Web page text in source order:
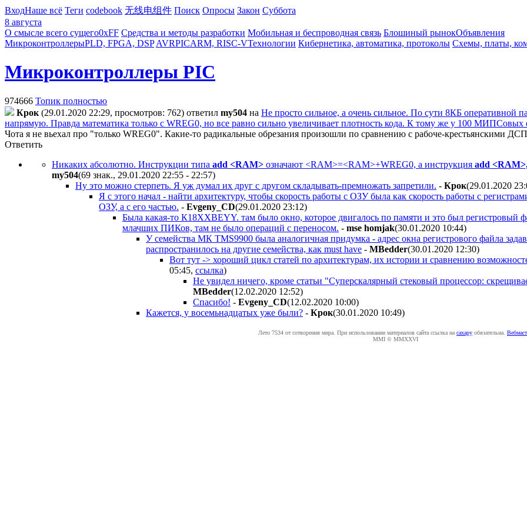
ВходНаше всё Теги codebook 无线电组件 Поиск Опросы Закон Суббота
8 августа
О смысле всего сущего0xFF Средства и методы разработки Мобильная и беспроводная связь Блошиный рынокОбъявления
МикроконтроллерыPLD, FPGA, DSP AVRPICARM, RISC-VТехнологии Кибернетика, автоматика, протоколы Схемы, платы,
Микроконтроллеры PIC
974666 Топик полностью
Крок (29.01.2020 22:29, просмотров: 762) ответил my504 на Не просто сильное, а очень сильное. По сути 8КБ
напрямую. Правда математика только с WREG0, но все равно сильно увеличивает плотность кода. К тому же у 100 МИПСовых
Чота я не вьехал про "только WREG0". Какие-то радикальные обрезания произошли по сравнению с рабоче-крестьянскими
Ответить
Никаких абсолютно. Инструкции типа add <RAM> означают <RAM>=<RAM>+WREG0, а инструкция add
my504(69 знак., 29.01.2020 22:55 - 22:57)
Ну это можно стерпеть. Я уж думал их друг с другом складывать-премножать запретили. - Крок(29.01.2020
Я с этого начал - найти архитектуру, чтобы скорость работы с ОЗУ была как скорость работы с
ОЗУ, а с его частью. - Evgeny_CD(29.01.2020 23:12)
Была какая-то К18ХХВЕYY. там было окно, которое двигалось по памяти и это был регистровый
млачших ПИКов, там не было операций с переносом. - mse homjak(30.01.2020 10:44)
У семейства МК TMS9900 была аналогичная придумка - адрес окна регистрового файла
распространилось на другие семейства, как must have - MBedder(30.01.2020 12:30)
Вот тут -> хороший цикл статей по архитектурам, их истории и сравнению
05:45, ссылка)
Не увидел ничего, кроме статьи "Суперскалярный стековый процессор:
MBedder(12.02.2020 12:52)
Спасибо! - Evgeny_CD(12.02.2020 10:00)
Кажется, у восемьнадцатых уже были? - Крок(30.01.2020 10:49)
Лето 7534 от сотворения мира. При использовании материалов сайта ссылка на caxapу обязательна.
MMI © MMXXVI